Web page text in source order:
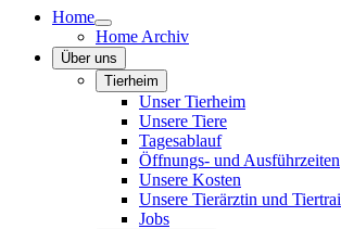
Home
Home Archiv
Über uns
Tierheim
Unser Tierheim
Unsere Tiere
Tagesablauf
Öffnungs- und Ausführzeiten
Unsere Kosten
Unsere Tierärztin und
Jobs